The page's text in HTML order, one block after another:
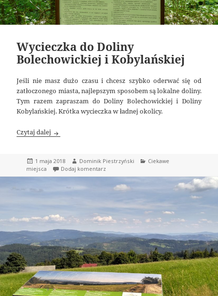
Wycieczka do Doliny
Bolechowickiej i Kobylańskiej
Jeśli nie masz dużo czasu i chcesz szybko oderwać się od
zatłoczonego miasta, najlepszym sposobem są lokalne doliny.
Tym razem zapraszam do Doliny Bolechowickiej i Doliny
Kobylańskiej. Krótka wycieczka w ładnej okolicy.
Czytaj dalej Wycieczka do Doliny Bolechowickiej i Kobylańskiej
Data
publikacji
1 maja 2018 Autor
Dominik Piestrzyński Kategorie
Ciekawe
miejsca
Dodaj komentarzdo Wycieczka do Doliny Bolechowickiej i